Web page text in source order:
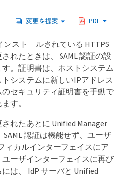
変更を提案 PDF
ンストールされている HTTPS
れたときは、 SAML 認証の設
。証明書は、ホストシステム
システムに新しいIPアドレス
セキュリティ証明書を手動で
す。
れたあとに Unified Manager
認証は機能せず、ユーザ
ィカルインターフェイスにア
ーザインターフェイスに再び
は、 IdP サーバと Unified